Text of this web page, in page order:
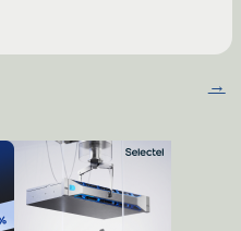
→